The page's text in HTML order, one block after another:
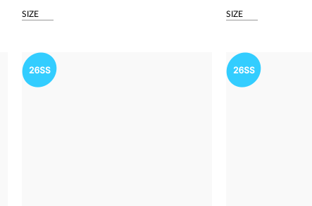
SIZE SIZE